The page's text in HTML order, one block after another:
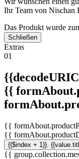
Ihr Team von Nischan
Das Produkt wurde
Schließen
Extras
01
{{
{{
{{
{{$index + 1}}.
{{